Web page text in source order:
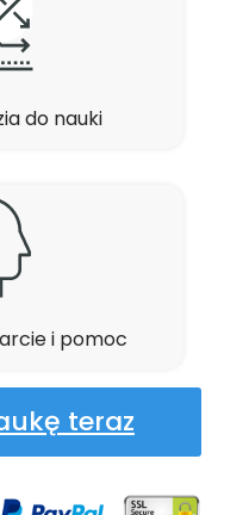
do nauki
i pomoc
teraz